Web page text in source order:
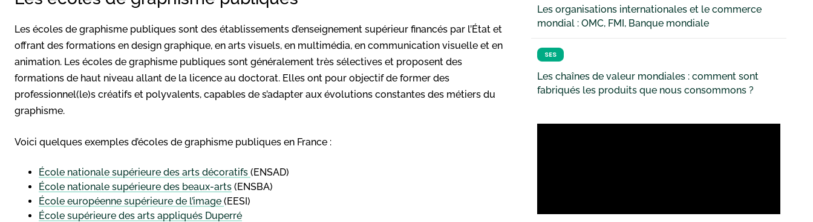
Les écoles de graphisme publiques sont des établissements d’enseignement supérieur financés par l’État et
offrant des formations en design graphique, en arts visuels, en multimédia, en communication visuelle et en
animation. Les écoles de graphisme publiques sont généralement très sélectives et proposent des
formations de haut niveau allant de la licence au doctorat. Elles ont pour objectif de former des
professionnel(le)s créatifs et polyvalents, capables de s’adapter aux évolutions constantes des métiers du
graphisme.
Voici quelques exemples d’écoles de graphisme publiques en France :
École nationale supérieure des arts décoratifs (ENSAD)
École nationale supérieure des beaux-arts (ENSBA)
École européenne supérieure de l’image (EESI)
École supérieure des arts appliqués Duperré
Les organisations internationales et le commerce
mondial : OMC, FMI, Banque mondiale
SES
Les chaînes de valeur mondiales : comment sont
fabriqués les produits que nous consommons ?